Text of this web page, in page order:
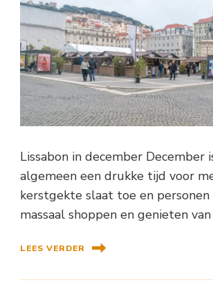
Lissabon in december December
algemeen een drukke tijd voor
kerstgekte slaat toe en
massaal shoppen en genieten
LEES VERDER